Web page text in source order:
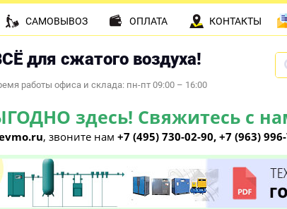
для сжатого воздуха!
работы офиса и склада: пн-пт 09:00 – 16:00
здесь! Свяжитесь с
, звоните нам +7 (495) 730-02-90, +7 (963)
САМОВЫВОЗ ОПЛАТА КОНТАКТЫ